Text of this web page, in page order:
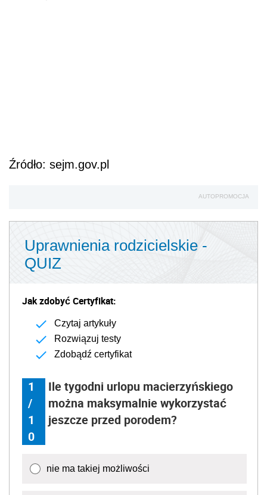
Źródło: sejm.gov.pl
AUTOPROMOCJA
Uprawnienia rodzicielskie -
QUIZ
Jak zdobyć Certyfikat:
Czytaj artykuły
Rozwiązuj testy
Zdobądź certyfikat
1
/
1
0
Ile tygodni urlopu macierzyńskiego
można maksymalnie wykorzystać
jeszcze przed porodem?
nie ma takiej możliwości